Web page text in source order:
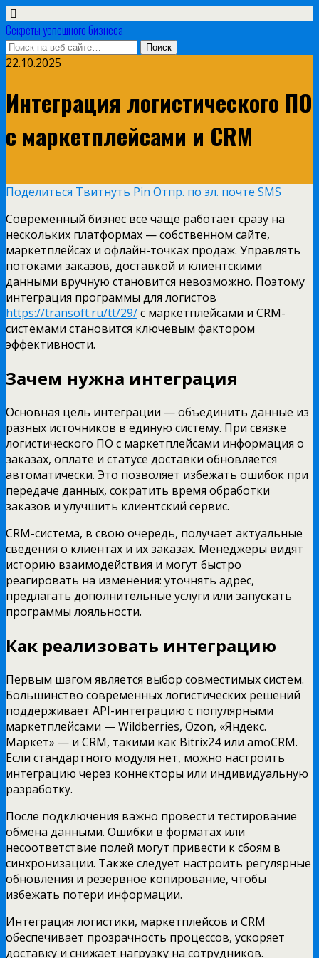
Секреты успешного бизнеса
22.10.2025
Интеграция логистического ПО
с маркетплейсами и CRM
Поделиться Твитнуть Pin Отпр. по эл. почте SMS
Современный бизнес все чаще работает сразу на
нескольких платформах — собственном сайте,
маркетплейсах и офлайн-точках продаж. Управлять
потоками заказов, доставкой и клиентскими
данными вручную становится невозможно. Поэтому
интеграция программы для логистов
https://transoft.ru/tt/29/с маркетплейсами и CRM-
системами становится ключевым фактором
эффективности.
Зачем нужна интеграция
Основная цель интеграции — объединить данные из
разных источников в единую систему. При связке
логистического ПО с маркетплейсами информация о
заказах, оплате и статусе доставки обновляется
автоматически. Это позволяет избежать ошибок при
передаче данных, сократить время обработки
заказов и улучшить клиентский сервис.
CRM-система, в свою очередь, получает актуальные
сведения о клиентах и их заказах. Менеджеры видят
историю взаимодействия и могут быстро
реагировать на изменения: уточнять адрес,
предлагать дополнительные услуги или запускать
программы лояльности.
Как реализовать интеграцию
Первым шагом является выбор совместимых систем.
Большинство современных логистических решений
поддерживает API-интеграцию с популярными
маркетплейсами — Wildberries, Ozon, «Яндекс.
Маркет» — и CRM, такими как Bitrix24 или amoCRM.
Если стандартного модуля нет, можно настроить
интеграцию через коннекторы или индивидуальную
разработку.
После подключения важно провести тестирование
обмена данными. Ошибки в форматах или
несоответствие полей могут привести к сбоям в
синхронизации. Также следует настроить регулярные
обновления и резервное копирование, чтобы
избежать потери информации.
Интеграция логистики, маркетплейсов и CRM
обеспечивает прозрачность процессов, ускоряет
доставку и снижает нагрузку на сотрудников.